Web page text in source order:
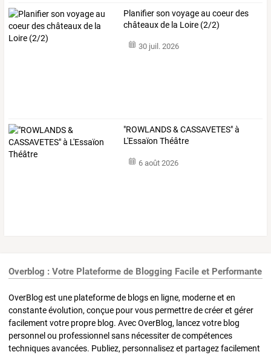
Planifier son voyage au coeur des
châteaux de la Loire (2/2)
30 juil. 2026
"ROWLANDS & CASSAVETES" à
L'Essaïon Théâtre
6 août 2026
Overblog : Votre Plateforme de Blogging Facile et Performante
OverBlog est une plateforme de blogs en ligne, moderne et en
constante évolution, conçue pour vous permettre de créer et gérer
facilement votre propre blog. Avec OverBlog, lancez votre blog
personnel ou professionnel sans nécessiter de compétences
techniques avancées. Publiez, personnalisez et partagez facilement